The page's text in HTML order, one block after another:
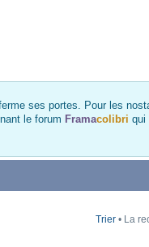
ses portes. Pour les
le forum Framacolibri qui
Trier • La